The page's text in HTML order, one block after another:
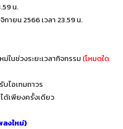
น.
กายน 2566 เวลา 23.59 น.
ในช่วงระยะเวลากิจกรรม (โหมดใด
ไอเทมถาวร
ด้เพียงครั้งเดียว
งใหม่)